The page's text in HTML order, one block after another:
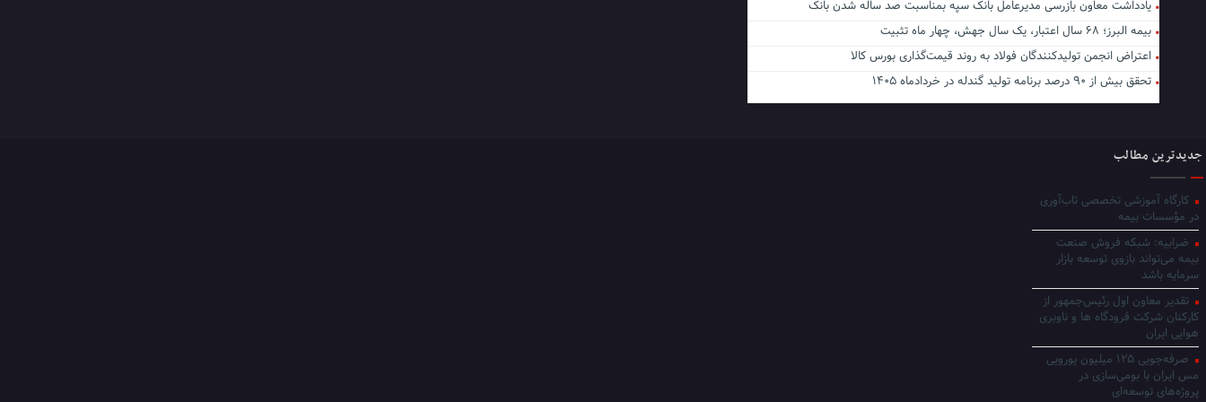
یادداشت معاون بازرسی مدیرعامل بانک سپه بمناسبت صد ساله شدن بانک
بیمه البرز؛ ۶۸ سال اعتبار، یک سال جهش، چهار ماه تثبیت
اعتراض انجمن تولیدکنندگان فولاد به روند قیمت‌گذاری بورس کالا‌
تحقق بیش از ۹۰ درصد برنامه تولید گندله در خردادماه ۱۴۰۵
جدیدترین مطالب
کارگاه آموزشی تخصصی تاب‌آوری
در مؤسسات بیمه
ضرابیه: شبکه فروش صنعت
بیمه می‌تواند بازوی توسعه بازار
سرمایه باشد
تقدیر معاون اول رئیس‌جمهور از
کارکنان شرکت فرودگاه ها و ناوبری
هوایی ایران
صرفه‌جویی ۱۲۵ میلیون یورویی
مس ایران با بومی‌سازی در
پروژه‌های توسعه‌ای